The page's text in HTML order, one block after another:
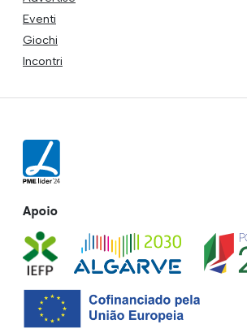
Eventi
Giochi
Incontri
Apoio